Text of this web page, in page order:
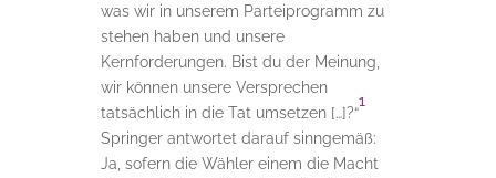
was wir in unserem Parteiprogramm zu
stehen haben und unsere
Kernforderungen. Bist du der Meinung,
wir können unsere Versprechen
tatsächlich in die Tat umsetzen […]?“
1
Springer antwortet darauf sinngemäß:
Ja, sofern die Wähler einem die Macht